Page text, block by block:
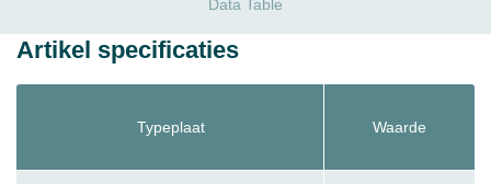
Data Table
Artikel specificaties
Typeplaat Waarde